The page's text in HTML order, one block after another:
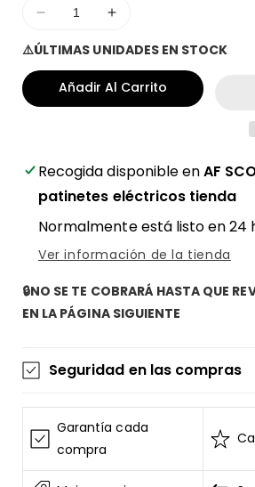
Disminuir
cantidad
para
Deslimitador
para
Ninebot
ZT3
Pro
35-
Europa
Más
potencia
cerrado
Aumentar
para
Deslimitador
para
Ninebot
ZT3
Pro
35-
Europa
Más
potencia
cerrado
⚠️ÚLTIMAS UNIDADES EN STOCK
Añadir Al Carrito
Recogida disponible enAF
patinetes eléctricos tienda
Normalmente está listo en 24
Ver información de la tienda
🔒NO SE TE COBRARÁ HASTA QUE
EN LA PÁGINA SIGUIENTE
Seguridad en las compras
La información de las
segura y sin riesgos
AF SCOOTERS
sigue el
Datos para la Industria de
Garantía cada
compra